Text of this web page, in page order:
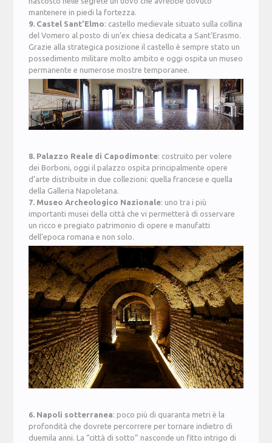
mantenere in piedi la fortezza.
9. Castel Sant’Elmo: castello medievale situato sulla collina
del Vomero al posto di un’ex chiesa dedicata a Sant’Erasmo.
Grazie alla strategica posizione il castello è sempre stato un
possedimento militare molto ambito e oggi ospita un museo
permanente e numerose mostre temporanee.
8. Palazzo Reale di Capodimonte: costruito per volere
dei Borboni, oggi il palazzo ospita principalmente opere
d’arte distribuite in due collezioni: quella francese e quella
della Galleria Napoletana.
7. Museo Archeologico Nazionale: uno tra i più
importanti musei della città che vi permetterà di osservare
un ricco e pregiato patrimonio di opere e manufatti
dell’epoca romana e non solo.
6. Napoli sotterranea: poco più di quaranta metri è la
profondità che dovrete percorrere per tornare indietro di
duemila anni. La “città di sotto” nasconde un fitto intrigo di